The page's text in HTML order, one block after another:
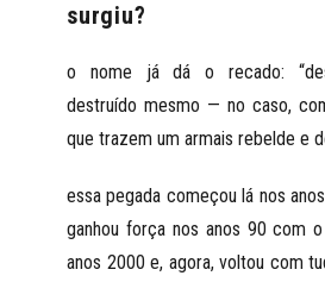
surgiu?
o nome já dá o recado:
destruído mesmo — no caso,
que trazem um armais rebelde e
essa pegada começou lá nos
ganhou força nos anos 90 com
anos 2000 e, agora, voltou com